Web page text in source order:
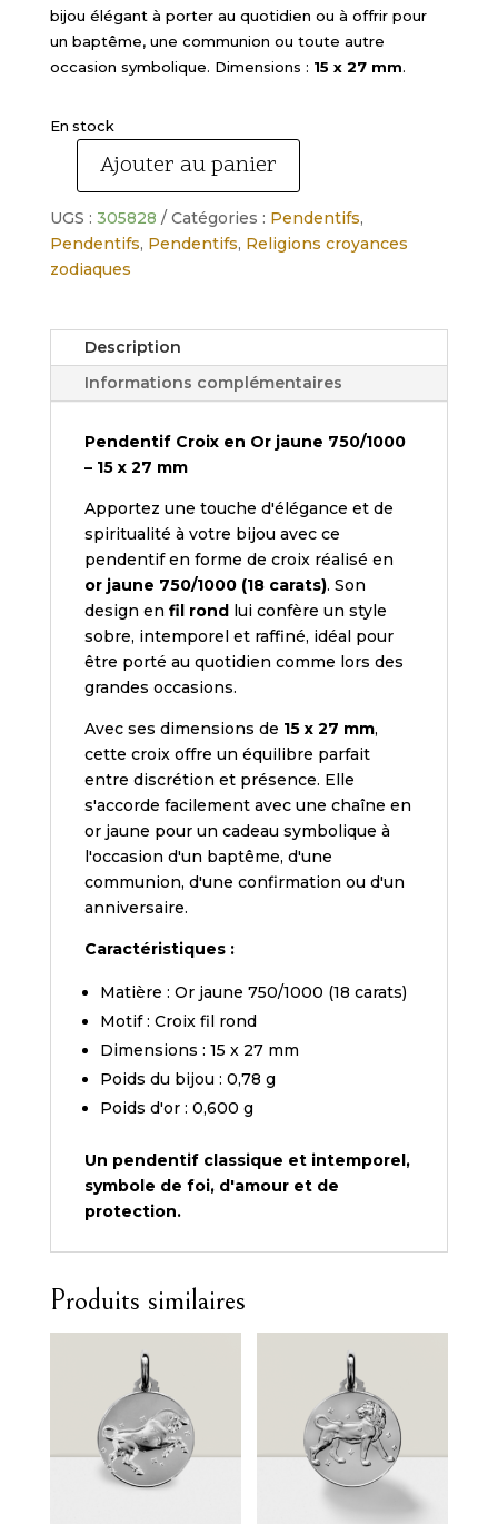
bijou élégant à porter au quotidien ou à offrir pour
un baptême, une communion ou toute autre
occasion symbolique. Dimensions : 15 x 27 mm.
En stock
quantité
Pendentif
croix
or
hauteur
27mm
Ajouter au panier
UGS : 305828 Catégories : Pendentifs,
Pendentifs, Pendentifs, Religions croyances
zodiaques
Description
Informations complémentaires
Pendentif Croix en Or jaune 750/1000
– 15 x 27 mm
Apportez une touche d'élégance et de
spiritualité à votre bijou avec ce
pendentif en forme de croix réalisé en
or jaune 750/1000 (18 carats). Son
design en fil rondlui confère un style
sobre, intemporel et raffiné, idéal pour
être porté au quotidien comme lors des
grandes occasions.
Avec ses dimensions de 15 x 27 mm,
cette croix offre un équilibre parfait
entre discrétion et présence. Elle
s'accorde facilement avec une chaîne en
or jaune pour un cadeau symbolique à
l'occasion d'un baptême, d'une
communion, d'une confirmation ou d'un
anniversaire.
Caractéristiques :
Matière : Or jaune 750/1000 (18 carats)
Motif : Croix fil rond
Dimensions : 15 x 27 mm
Poids du bijou : 0,78 g
Poids d'or : 0,600 g
Un pendentif classique et intemporel,
symbole de foi, d'amour et de
protection.
Produits similaires